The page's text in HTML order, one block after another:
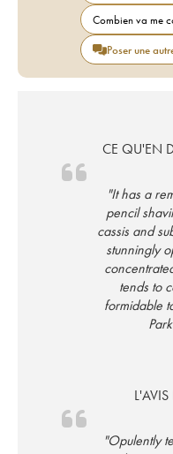
Combien va me
Poser une
CE QU'EN
"It has a
pencil
cassis and
stunningly
tends to
formidable
"Opulently